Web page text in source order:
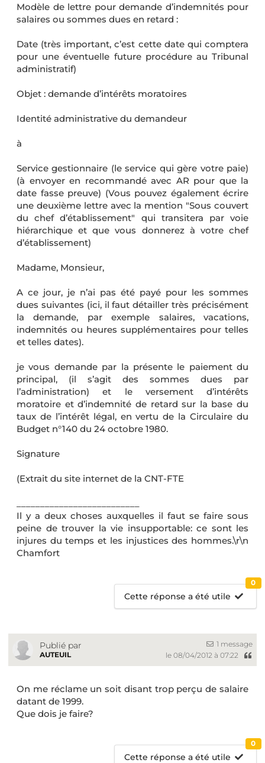
Modèle de lettre pour demande d’indemnités pour
salaires ou sommes dues en retard :
Date (très important, c’est cette date qui comptera
pour une éventuelle future procédure au Tribunal
administratif)
Objet : demande d’intérêts moratoires
Identité administrative du demandeur
à
Service gestionnaire (le service qui gère votre paie)
(à envoyer en recommandé avec AR pour que la
date fasse preuve) (Vous pouvez également écrire
une deuxième lettre avec la mention "Sous couvert
du chef d’établissement" qui transitera par voie
hiérarchique et que vous donnerez à votre chef
d’établissement)
Madame, Monsieur,
A ce jour, je n’ai pas été payé pour les sommes
dues suivantes (ici, il faut détailler très précisément
la demande, par exemple salaires, vacations,
indemnités ou heures supplémentaires pour telles
et telles dates).
je vous demande par la présente le paiement du
principal, (il s’agit des sommes dues par
l’administration) et le versement d’intérêts
moratoire et d’indemnité de retard sur la base du
taux de l’intérêt légal, en vertu de la Circulaire du
Budget n°140 du 24 octobre 1980.
Signature
(Extrait du site internet de la CNT-FTE
Il y a deux choses auxquelles il faut se faire sous
peine de trouver la vie insupportable: ce sont les
injures du temps et les injustices des hommes.\r\n
Chamfort
Cette réponse a été utile
0
Publié par
AUTEUIL
1 message
le 08/04/2012 à 07:22
On me réclame un soit disant trop perçu de salaire
datant de 1999.
Que dois je faire?
Cette réponse a été utile
0